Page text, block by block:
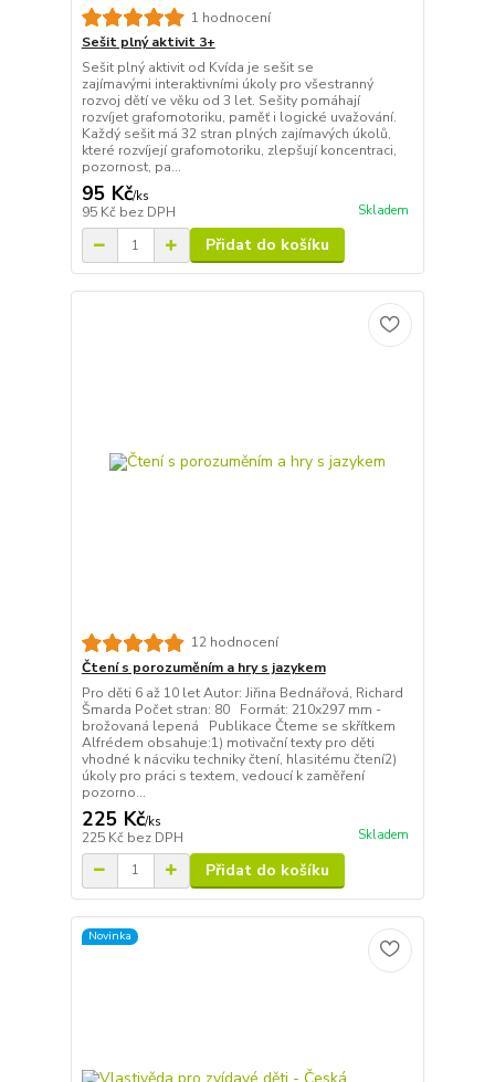
1 hodnocení
Sešit plný aktivit 3+
Sešit plný aktivit od Kvída je sešit se
zajímavými interaktivními úkoly pro všestranný
rozvoj dětí ve věku od 3 let. Sešity pomáhají
rozvíjet grafomotoriku, paměť i logické uvažování.
Každý sešit má 32 stran plných zajímavých úkolů,
které rozvíjejí grafomotoriku, zlepšují koncentraci,
pozornost, pa...
95 Kč/ks
95 Kč bez DPH Skladem
Přidat do košíku
12 hodnocení
Čtení s porozuměním a hry s jazykem
Pro děti 6 až 10 let Autor: Jiřina Bednářová, Richard
Šmarda Počet stran: 80 Formát: 210x297 mm -
brožovaná lepená Publikace Čteme se skřítkem
Alfrédem obsahuje:1) motivační texty pro děti
vhodné k nácviku techniky čtení, hlasitému čtení2)
úkoly pro práci s textem, vedoucí k zaměření
pozorno...
225 Kč/ks
225 Kč bez DPH Skladem
Přidat do košíku
Novinka